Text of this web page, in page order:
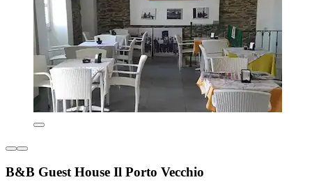
B&B Guest House Il Porto Vecchio